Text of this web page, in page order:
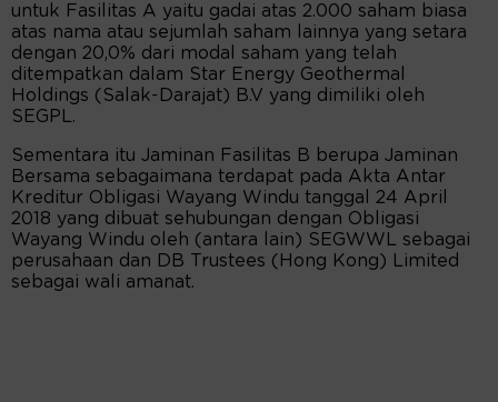
untuk Fasilitas A yaitu gadai atas 2.000 saham biasa
atas nama atau sejumlah saham lainnya yang setara
dengan 20,0% dari modal saham yang telah
ditempatkan dalam Star Energy Geothermal
Holdings (Salak-Darajat) B.V yang dimiliki oleh
SEGPL.
Sementara itu Jaminan Fasilitas B berupa Jaminan
Bersama sebagaimana terdapat pada Akta Antar
Kreditur Obligasi Wayang Windu tanggal 24 April
2018 yang dibuat sehubungan dengan Obligasi
Wayang Windu oleh (antara lain) SEGWWL sebagai
perusahaan dan DB Trustees (Hong Kong) Limited
sebagai wali amanat.